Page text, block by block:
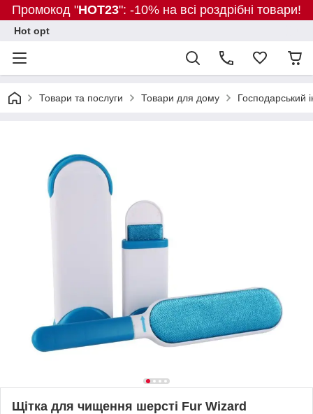
Промокод "HOT23": -10% на всі роздрібні товари!
Hot opt
Товари та послуги Товари для дому Господарський
Щітка для чищення шерсті Fur Wizard